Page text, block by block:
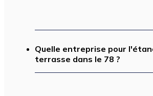
Quelle entreprise pour
terrasse dans le 78 ?